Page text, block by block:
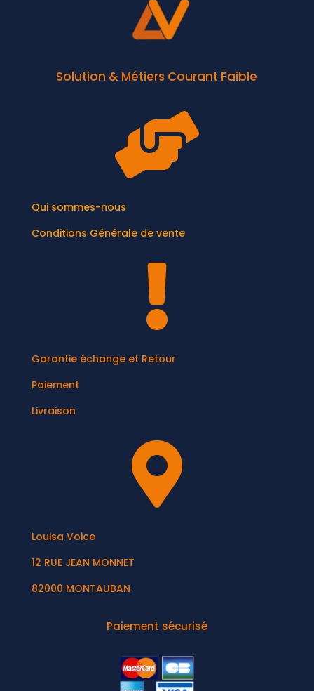
Solution & Métiers Courant Faible

Qui sommes-nous
Conditions Générale de vente

Garantie échange et Retour
Paiement
Livraison

Louisa Voice
12 RUE JEAN MONNET
82000 MONTAUBAN
Paiement sécurisé